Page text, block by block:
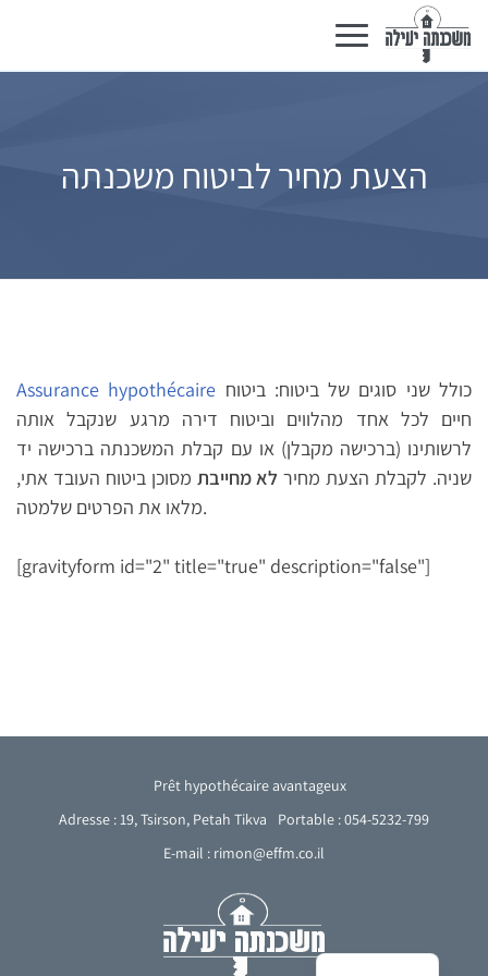
Basculer
la
navigation
הצעת מחיר לביטוח משכנתה
Assurance hypothécaire
חיים לכל אחד מהלווים וביטוח דירה מרגע שנקבל אותה
לרשותינו (ברכישה מקבלן) או עם קבלת המשכנתה ברכישה יד
שניה. לקבלת הצעת מחיר לא מחייבת מסוכן ביטוח העובד אתי,
מלאו את הפרטים שלמטה.
[gravityform id="2" title="true" description="false"]
Prêt hypothécaire avantageux
Adresse : 19, Tsirson, Petah Tikva
Portable : 054-5232-799
E-mail : rimon@effm.co.il